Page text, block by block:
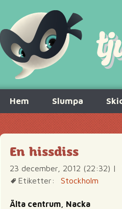
innehåll
Hem Slumpa
En hissdiss
23 december, 2012 (22:32) |
Etiketter:
Stockholm
Älta centrum, Nacka